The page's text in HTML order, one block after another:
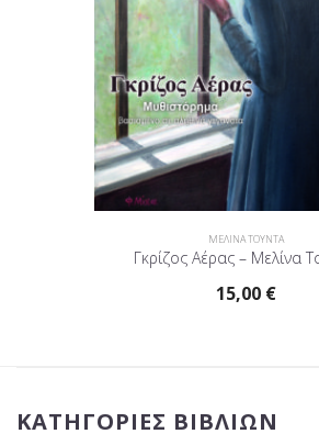
ΜΕΛΙΝΑ ΤΟΥΝΤΑ
Γκρίζος Αέρας – Μελίνα
15,00 €
ΚΑΤΗΓΟΡΊΕΣ ΒΙΒΛΊΩΝ